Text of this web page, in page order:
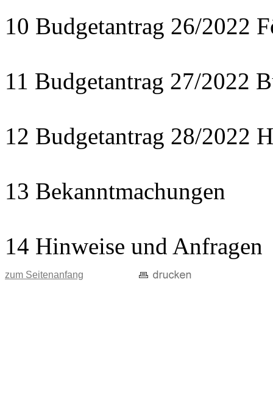
10 Budgetantrag 26/2022
11 Budgetantrag 27/2022
12 Budgetantrag 28/2022
13 Bekanntmachungen
14 Hinweise und Anfragen
zum Seitenanfang